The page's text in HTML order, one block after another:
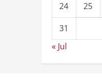
24
25
31
« Jul